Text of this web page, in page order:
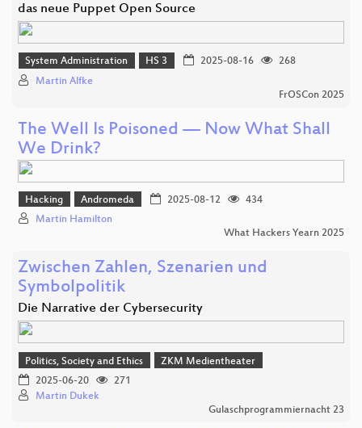
das neue Puppet Open Source
System Administration HS 3 2025-08-16
268
Martin Alfke
FrOSCon 2025
The Well Is Poisoned — Now What Shall
We Drink?
Hacking Andromeda 2025-08-12
434
Martin Hamilton
What Hackers Yearn 2025
Zwischen Zahlen, Szenarien und
Symbolpolitik
Die Narrative der Cybersecurity
Politics, Society and Ethics
ZKM Medientheater
2025-06-20
271
Martin Dukek
Gulaschprogrammiernacht 23